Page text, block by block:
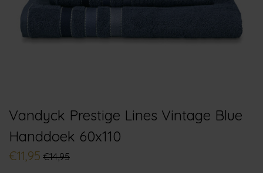
Vandyck Prestige Lines Vintage Blue
Handdoek 60x110
€11,95 €14,95